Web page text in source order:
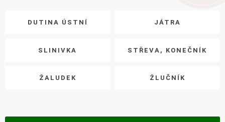
DUTINA ÚSTNÍ JÁTRA
SLINIVKA STŘEVA, KONEČNÍK
ŽALUDEK ŽLUČNÍK